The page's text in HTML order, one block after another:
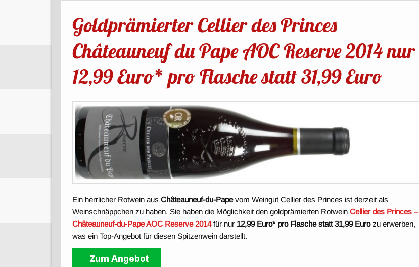
Goldprämierter Cellier des Princes
Châteauneuf du Pape AOC Reserve 2014 nur
12,99 Euro* pro Flasche statt 31,99 Euro
Ein herrlicher Rotwein ausChâteauneuf-du-Papevom Weingut Cellier des Princes ist derzeit als
Weinschnäppchen zu haben. Sie haben die Möglichkeit den goldprämierten RotweinCellier des Princes –
Châteauneuf-du-Pape AOC Reserve 2014für nur 12,99 Euro* pro Flasche statt 31,99 Eurozu erwerben,
was ein Top-Angebot für diesen Spitzenwein darstellt.